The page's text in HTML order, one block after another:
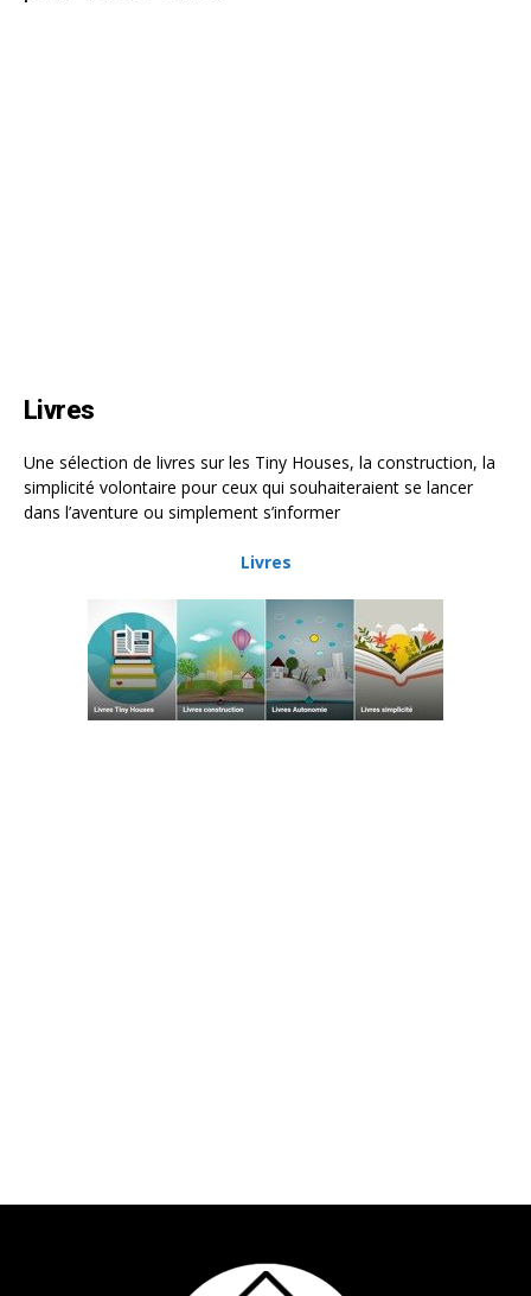
Livres
Une sélection de livres sur les Tiny Houses, la construction, la
simplicité volontaire pour ceux qui souhaiteraient se lancer
dans l’aventure ou simplement s’informer
Livres